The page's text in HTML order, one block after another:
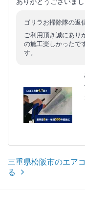
ありがとうございまし
ゴリラお掃除隊の返
ご利用頂き誠にあり
の施工楽しかったで
す。
三重県松阪市のエア
る